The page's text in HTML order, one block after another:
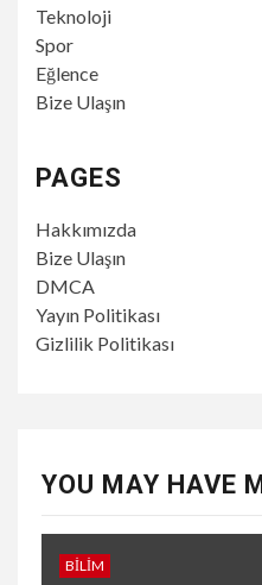
Teknoloji
Spor
Eğlence
Bize Ulaşın
PAGES
Hakkımızda
Bize Ulaşın
DMCA
Yayın Politikası
Gizlilik Politikası
YOU MAY HAVE
BILIM